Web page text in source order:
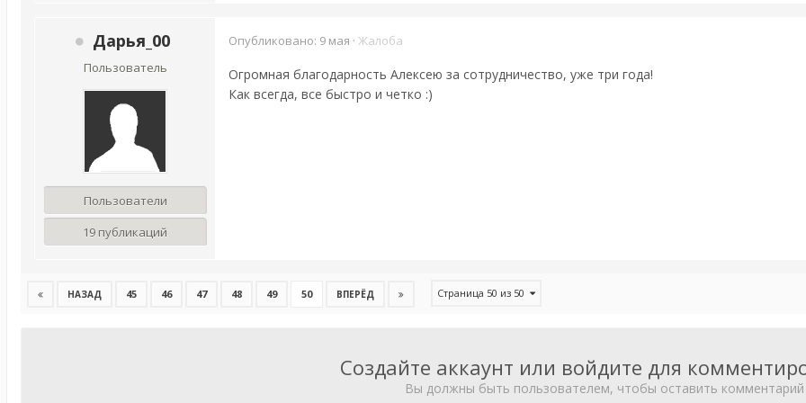
Дарья_00
Пользователь
Пользователи
19 публикаций
Опубликовано: 9 мая · Жалоба
Огромная благодарность Алексею за сотрудничество, уже три года!
Как всегда, все быстро и четко :)
НАЗАД 45 46 47 48 49 50 ВПЕРЁД Страница 50 из 50
Создайте аккаунт или войдите для
Вы должны быть пользователем, чтобы оставить комментарий